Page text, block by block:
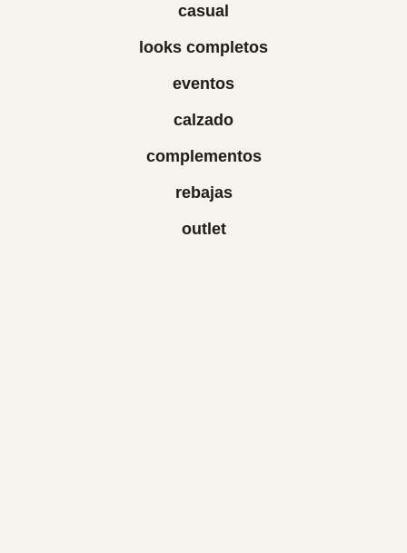
casual
looks completos
eventos
calzado
complementos
rebajas
outlet